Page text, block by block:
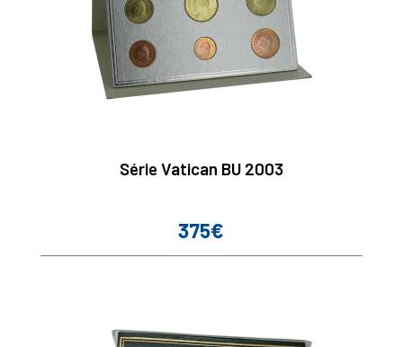
Série Vatican BU 2003
Prix
375€